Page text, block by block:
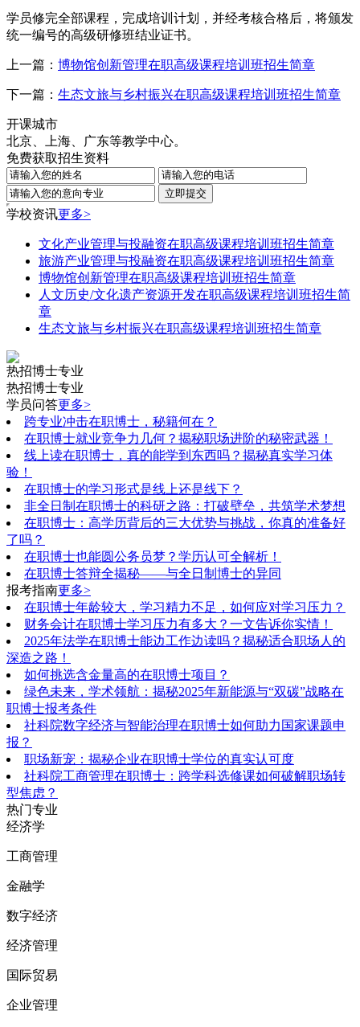
学员修完全部课程，完成培训计划，并经考核合格后，将颁发
统一编号的高级研修班结业证书。
上一篇： 博物馆创新管理在职高级课程培训班招生简章
下一篇： 生态文旅与乡村振兴在职高级课程培训班招生简章
开课城市
北京、上海、广东等教学中心。
免费获取招生资料
学校资讯更多>
文化产业管理与投融资在职高级课程培训班招生简章
旅游产业管理与投融资在职高级课程培训班招生简章
博物馆创新管理在职高级课程培训班招生简章
人文历史/文化遗产资源开发在职高级课程培训班招生简
章
生态文旅与乡村振兴在职高级课程培训班招生简章
热招博士专业
热招博士专业
学员问答更多>
跨专业冲击在职博士，秘籍何在？
在职博士就业竞争力几何？揭秘职场进阶的秘密武器！
线上读在职博士，真的能学到东西吗？揭秘真实学习体
验！
在职博士的学习形式是线上还是线下？
非全日制在职博士的科研之路：打破壁垒，共筑学术梦想
在职博士：高学历背后的三大优势与挑战，你真的准备好
了吗？
在职博士也能圆公务员梦？学历认可全解析！
在职博士答辩全揭秘——与全日制博士的异同
报考指南更多>
在职博士年龄较大，学习精力不足，如何应对学习压力？
财务会计在职博士学习压力有多大？一文告诉你实情！
2025年法学在职博士能边工作边读吗？揭秘适合职场人的
深造之路！
如何挑选含金量高的在职博士项目？
绿色未来，学术领航：揭秘2025年新能源与“双碳”战略在
职博士报考条件
社科院数字经济与智能治理在职博士如何助力国家课题申
报？
职场新宠：揭秘企业在职博士学位的真实认可度
社科院工商管理在职博士：跨学科选修课如何破解职场转
型焦虑？
热门专业
经济学
工商管理
金融学
数字经济
经济管理
国际贸易
企业管理